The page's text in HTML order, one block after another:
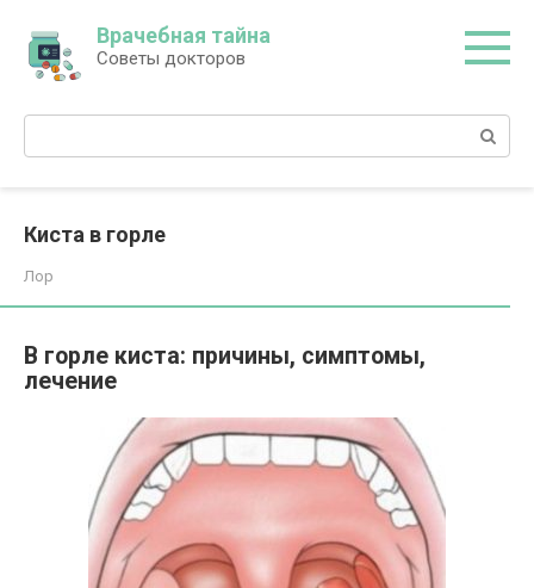
контенту
Врачебная тайна
Советы докторов
Поиск:
Киста в горле
Лор
В горле киста: причины, симптомы,
лечение